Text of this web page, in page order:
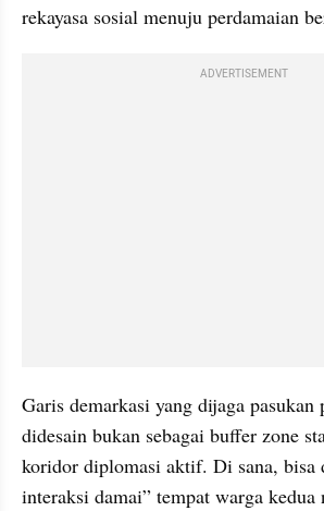
rekayasa sosial menuju perdamaian
ADVERTISEMENT
Garis demarkasi yang dijaga pasukan
didesain bukan sebagai buffer zone
koridor diplomasi aktif. Di sana, bisa
interaksi damai” tempat warga kedua